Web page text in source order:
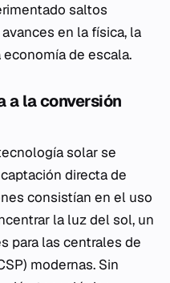
saltos
en la física, la
de escala.
a la conversión
solar se
directa de
consistían en el uso
la luz del sol, un
para las centrales de
modernas. Sin